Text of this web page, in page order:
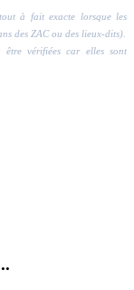
à fait exacte lorsque les
des ZAC ou des lieux-dits).
vérifiées car elles sont